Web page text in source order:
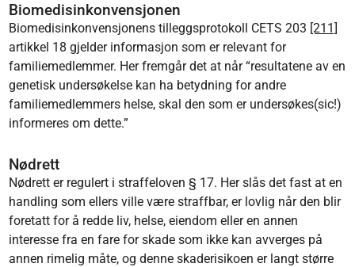
Biomedisinkonvensjonen
Biomedisinkonvensjonens tilleggsprotokoll CETS 203 [211]
artikkel 18 gjelder informasjon som er relevant for
familiemedlemmer. Her fremgår det at når “resultatene av en
genetisk undersøkelse kan ha betydning for andre
familiemedlemmers helse, skal den som er undersøkes(sic!)
informeres om dette.”
Nødrett
Nødrett er regulert i straffeloven § 17. Her slås det fast at en
handling som ellers ville være straffbar, er lovlig når den blir
foretatt for å redde liv, helse, eiendom eller en annen
interesse fra en fare for skade som ikke kan avverges på
annen rimelig måte, og denne skaderisikoen er langt større